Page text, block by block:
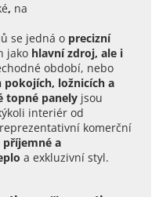
, na
se jedná o precizní
jako hlavní zdroj, ale i
období, nebo
pokojích, ložnicích a
topné panely jsou
interiér od
komerční
a
a exkluzivní styl.